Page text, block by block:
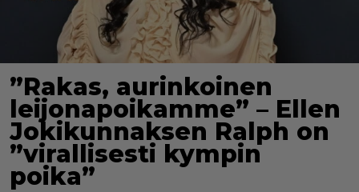
”Rakas, aurinkoinen
leijonapoikamme” – Ellen
Jokikunnaksen Ralph on
”virallisesti kympin
poika”